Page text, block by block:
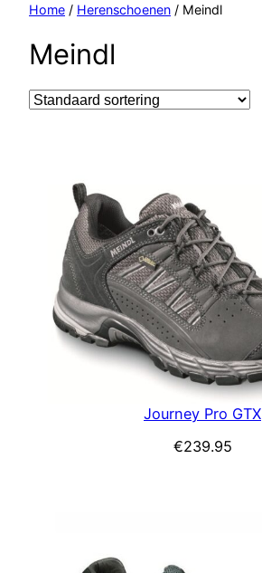
Home / Herenschoenen / Meindl
Meindl
Journey Pro GTX
€239.95